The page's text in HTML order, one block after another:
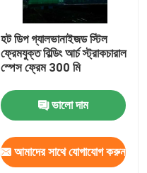
হট ডিপ গ্যালভানাইজড স্টিল
ফ্রেমযুক্ত বিল্ডিং আর্চ স্ট্রাকচারাল
স্পেস ফ্রেম 300 মি
ভালো দাম
আমাদের সাথে যোগাযোগ করুন